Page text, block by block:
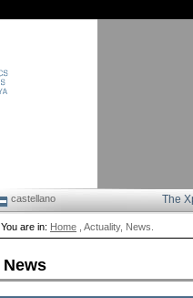
castellano The
You are in: Home , Actuality, News.
News